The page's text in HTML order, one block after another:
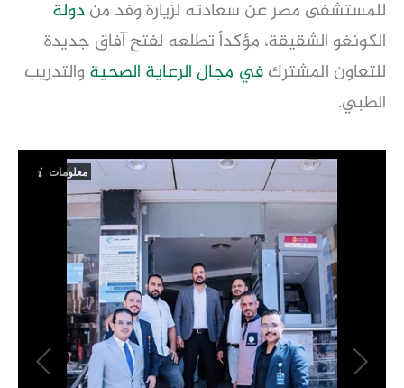
للمستشفى مصر عن سعادته لزيارةوفد مندولة
الكونغو الشقيقة، مؤكداً تطلعه لفتح آفاق جديدة
للتعاون المشتركفي مجال الرعاية الصحية والتدريب
الطبي.
معلومات